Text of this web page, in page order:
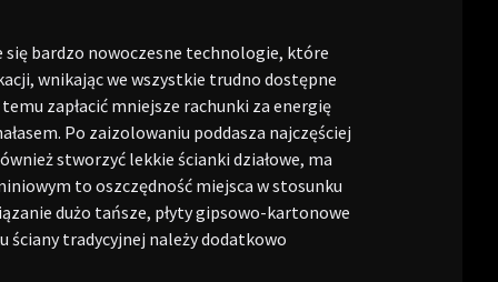
się bardzo nowoczesne technologie, które
wnikając we wszystkie trudno dostępne
zapłacić mniejsze rachunki za energię
Po zaizolowaniu poddasza najczęściej
stworzyć lekkie ścianki działowe, ma
to oszczędność miejsca w stosunku
dużo tańsze, płyty gipsowo-kartonowe
ściany tradycyjnej należy dodatkowo